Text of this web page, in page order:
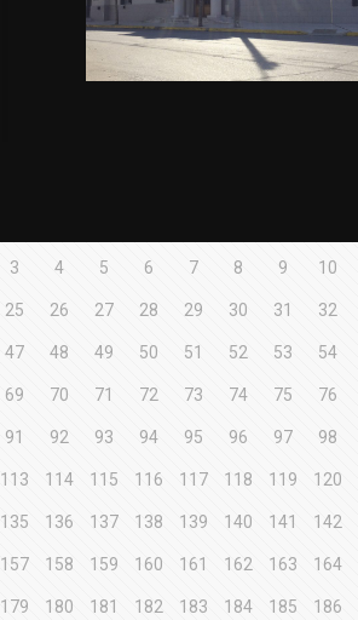
3 4 5 6 7 8 9 10
25 26 27 28 29 30 31 32
47 48 49 50 51 52 53 54
69 70 71 72 73 74 75 76
91 92 93 94 95 96 97 98
113 114 115 116 117 118 119 120
135 136 137 138 139 140 141 142
157 158 159 160 161 162 163 164
179 180 181 182 183 184 185 186